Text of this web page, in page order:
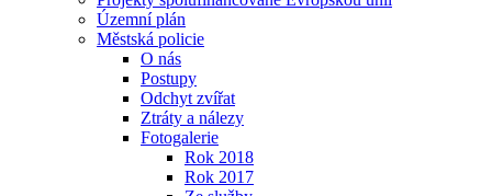
Územní plán
Městská policie
O nás
Postupy
Odchyt zvířat
Ztráty a nálezy
Fotogalerie
Rok 2018
Rok 2017